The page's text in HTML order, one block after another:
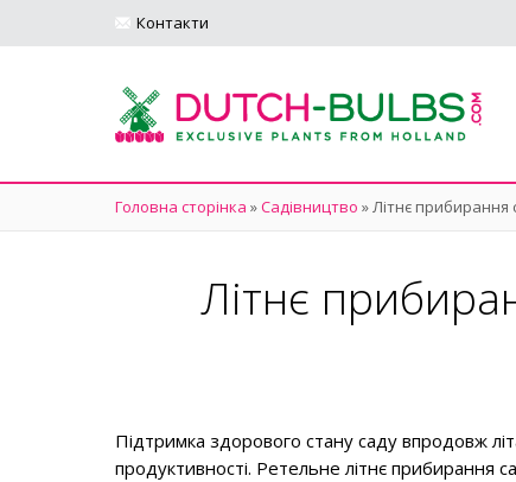
Контакти
Головна сторінка »Садівництво »Літнє прибирання
Літнє
Підтримка здорового стану саду впродовж
продуктивності. Ретельне літнє прибирання